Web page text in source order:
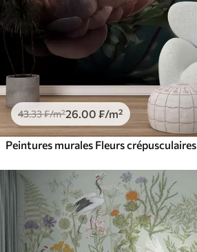
43.33₣/m²26.00 ₣/m²
Peintures murales Fleurs crépusculaires